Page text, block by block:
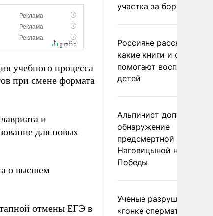
учебного процесса
при смене формата
и
для новых
о высшем
отмены ЕГЭ в
участка за борщевик
Россияне рассказали,
какие книги и фильмы
помогают воспитывать
детей
Альпинист допустил
обнаружение
предсмертной записки
Наговицыной на пике
Победы
Ученые разрушили миф
«гонке